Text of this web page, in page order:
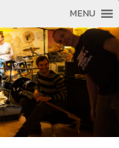
MENU